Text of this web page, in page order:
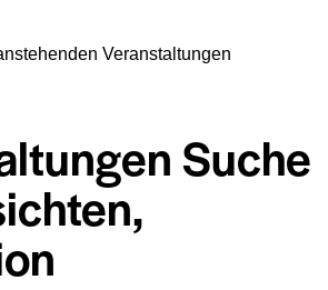
Veranstaltungen
Suche